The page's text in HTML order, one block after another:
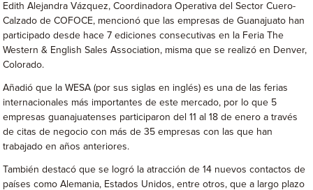
Edith Alejandra Vázquez, Coordinadora Operativa del Sector Cuero-
Calzado de COFOCE, mencionó que las empresas de Guanajuato han
participado desde hace 7 ediciones consecutivas en la Feria The
Western & English Sales Association, misma que se realizó en Denver,
Colorado.
Añadió que la WESA (por sus siglas en inglés) es una de las ferias
internacionales más importantes de este mercado, por lo que 5
empresas guanajuatenses participaron del 11 al 18 de enero a través
de citas de negocio con más de 35 empresas con las que han
trabajado en años anteriores.
También destacó que se logró la atracción de 14 nuevos contactos de
países como Alemania, Estados Unidos, entre otros, que a largo plazo